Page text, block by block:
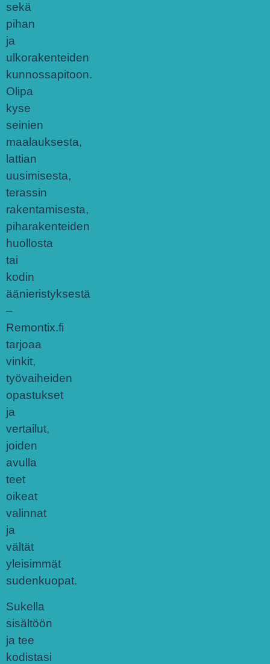
sekä
pihan
ja
ulkorakenteiden
kunnossapitoon.
Olipa
kyse
seinien
maalauksesta,
lattian
uusimisesta,
terassin
rakentamisesta,
piharakenteiden
huollosta
tai
kodin
äänieristyksestä
–
Remontix.fi
tarjoaa
vinkit,
työvaiheiden
opastukset
ja
vertailut,
joiden
avulla
teet
oikeat
valinnat
ja
vältät
yleisimmät
sudenkuopat.
Sukella
sisältöön
ja tee
kodistasi